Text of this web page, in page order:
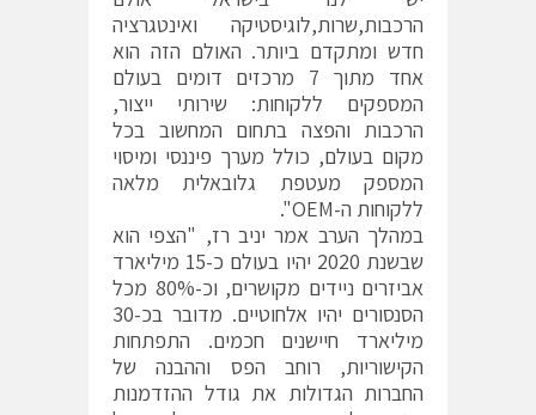
הרכבות,שרות,לוגיסטיקה ואינטגרציה
חדש ומתקדם ביותר. האולם הזה הוא
אחד מתוך 7 מרכזים דומים בעולם
המספקים ללקוחות: שירותי ייצור,
הרכבות והפצה בתחום המחשוב בכל
מקום בעולם, כולל מערך פיננסי ומיסוי
המספק מעטפת גלובאלית מלאה
ללקוחות ה-OEM".
במהלך הערב אמר יניב רז, "הצפי הוא
שבשנת 2020 יהיו בעולם כ-15 מיליארד
אביזרים ניידים מקושרים, וכ-80% מכל
הסנסורים יהיו אלחוטיים. מדובר בכ-30
מיליארד חיישנים חכמים. התפתחות
הקישוריות, רוחב הפס וההבנה של
החברות הגדולות את גודל ההזדמנות